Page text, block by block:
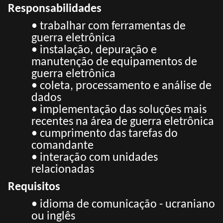
Responsabilidades
• trabalhar com ferramentas de
guerra eletrônica
• instalação, depuração e
manutenção de equipamentos de
guerra eletrônica
• coleta, processamento e análise de
dados
• implementação das soluções mais
recentes na área de guerra eletrônica
• cumprimento das tarefas do
comandante
• interação com unidades
relacionadas
Requisitos
• idioma de comunicação - ucraniano
ou inglês